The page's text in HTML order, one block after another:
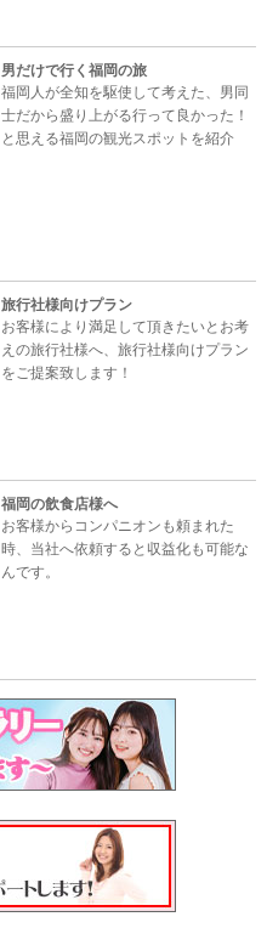
男だけで行く福岡の旅
福岡人が全知を駆使して考えた、男同
士だから盛り上がる行って良かった！
と思える福岡の観光スポットを紹介
旅行社様向けプラン
お客様により満足して頂きたいとお考
えの旅行社様へ、旅行社様向けプラン
をご提案致します！
福岡の飲食店様へ
お客様からコンパニオンも頼まれた
時、当社へ依頼すると収益化も可能な
んです。